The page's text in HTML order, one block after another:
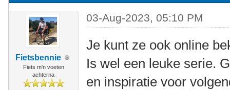
Fietsbennie
Fiets m'n voeten
achterna
03-Aug-2023, 05:10 PM
Je kunt ze ook online
Is wel een leuke serie.
en inspiratie voor